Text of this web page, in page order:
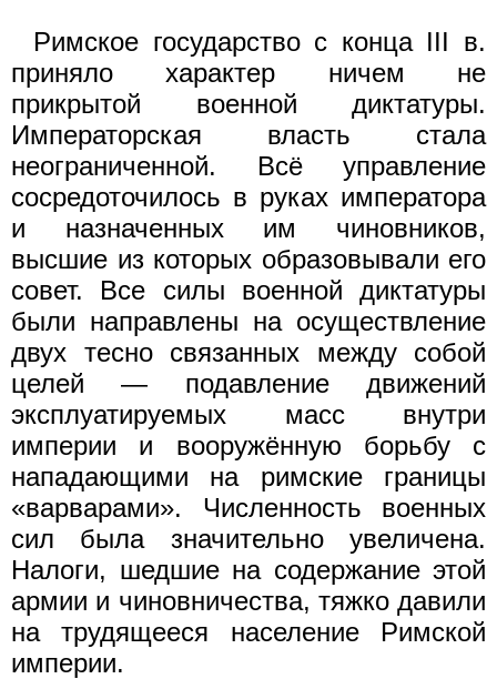
Римское государство с конца III в.
приняло характер ничем не
прикрытой военной диктатуры.
Императорская власть стала
неограниченной. Всё управление
сосредоточилось в руках императора
и назначенных им чиновников,
высшие из которых образовывали его
совет. Все силы военной диктатуры
были направлены на осуществление
двух тесно связанных между собой
целей — подавление движений
эксплуатируемых масс внутри
империи и вооружённую борьбу с
нападающими на римские границы
«варварами». Численность военных
сил была значительно увеличена.
Налоги, шедшие на содержание этой
армии и чиновничества, тяжко давили
на трудящееся население Римской
империи.